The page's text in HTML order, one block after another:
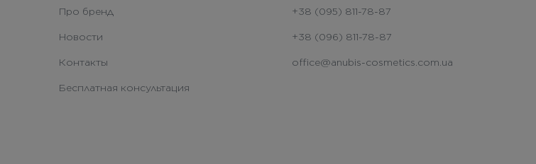
Про бренд
Новости
Контакты
Бесплатная консультация
+38 (095) 811-78-87
+38 (096) 811-78-87
office@anubis-cosmetics.com.ua